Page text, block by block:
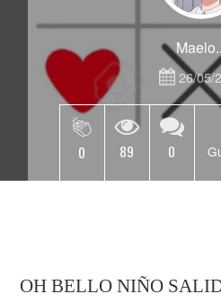
26/05/
0 89 0
OH BELLO NIÑO